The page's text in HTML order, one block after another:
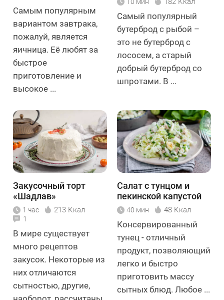
Самым популярным
вариантом завтрака,
пожалуй, является
яичница. Её любят за
быстрое
приготовление и
высокое ...
Самый популярный
бутерброд с рыбой –
это не бутерброд с
лососем, а старый
добрый бутерброд со
шпротами. В ...
Закусочный торт
«Шадлав»
1 час 213 Ккал
1
В мире существует
много рецептов
закусок. Некоторые из
них отличаются
сытностью, другие,
Салат с тунцом и
пекинской капустой
40 мин 48 Ккал
Консервированный
тунец - отличный
продукт, позволяющий
легко и быстро
приготовить массу
сытных блюд. Любое ...